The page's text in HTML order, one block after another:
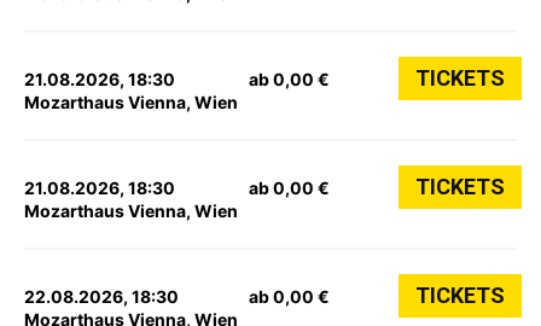
21.08.2026, 18:30
Mozarthaus Vienna, Wien
ab 0,00 € TICKETS
21.08.2026, 18:30
Mozarthaus Vienna, Wien
ab 0,00 € TICKETS
22.08.2026, 18:30
Mozarthaus Vienna, Wien
ab 0,00 € TICKETS